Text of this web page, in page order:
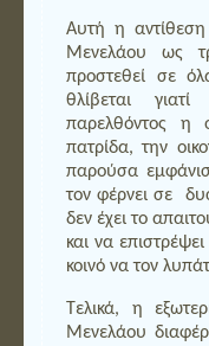
Αυτή η
Μενελάου ως
προστεθεί σε
θλίβεται
παρελθόντος η
πατρίδα, την
παρούσα
τον φέρνει σε
δεν έχει το
και να
κοινό να τον
Τελικά, η
Μενελάου